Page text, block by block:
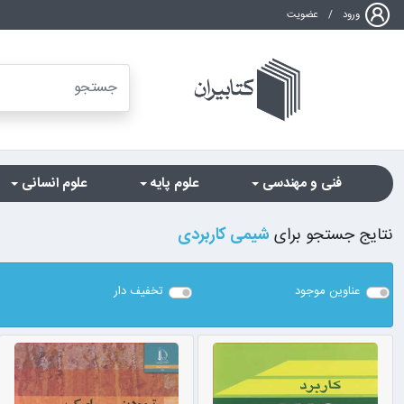
ورود / عضویت
فنی و مهندسی علوم پایه علوم انسانی
نتایج جستجو برای شیمی کاربردی
عناوین موجود تخفیف دار